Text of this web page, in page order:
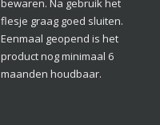
bewaren. Na gebruik het
flesje graag goed sluiten.
Eenmaal geopend is het
product nog minimaal 6
maanden houdbaar.